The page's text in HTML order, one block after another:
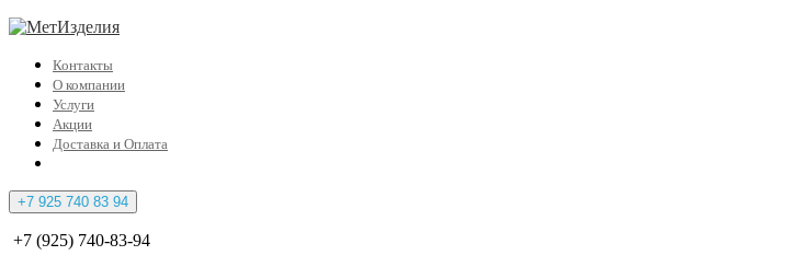
Контакты
О компании
Услуги
Акции
Доставка и Оплата
+7 925 740 83 94
+7 (925) 740-83-94